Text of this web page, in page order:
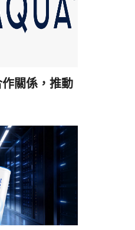
關係，推動